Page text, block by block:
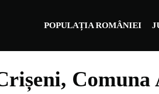
POPULAȚIA ROMÂNIEI